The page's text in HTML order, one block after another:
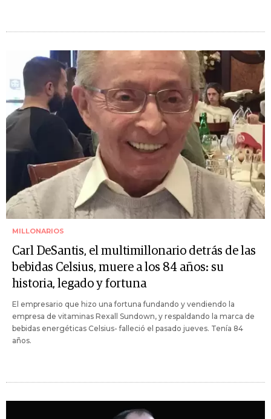
MILLONARIOS
Carl DeSantis, el multimillonario detrás de las
bebidas Celsius, muere a los 84 años: su
historia, legado y fortuna
El empresario que hizo una fortuna fundando y vendiendo la
empresa de vitaminas Rexall Sundown, y respaldando la marca de
bebidas energéticas Celsius- falleció el pasado jueves. Tenía 84
años.